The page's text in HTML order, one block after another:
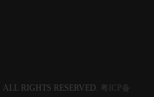
ALL RIGHTS RESERVED. 粤ICP备